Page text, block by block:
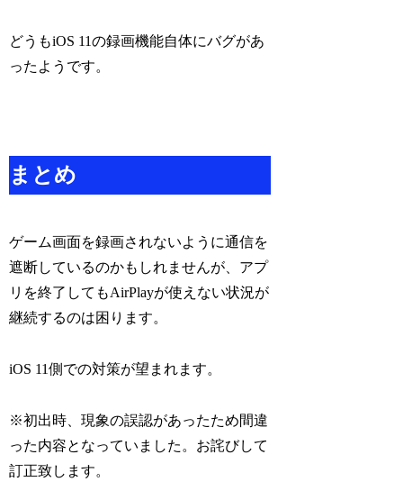
どうもiOS 11の録画機能自体にバグがあ
ったようです。
まとめ
ゲーム画面を録画されないように通信を
遮断しているのかもしれませんが、アプ
リを終了してもAirPlayが使えない状況が
継続するのは困ります。
iOS 11側での対策が望まれます。
※初出時、現象の誤認があったため間違
った内容となっていました。お詫びして
訂正致します。